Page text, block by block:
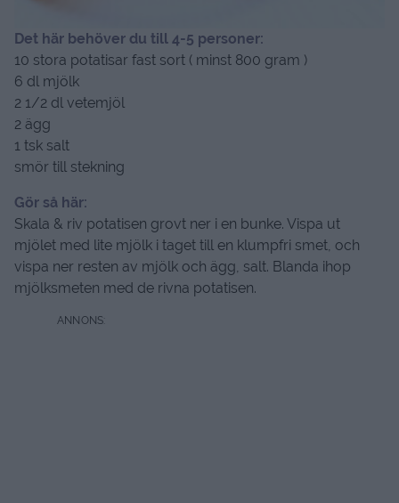
Det här behöver du till 4-5 personer:
10 stora potatisar fast sort ( minst 800 gram )
6 dl mjölk
2 1/2 dl vetemjöl
2 ägg
1 tsk salt
smör till stekning
Gör så här:
Skala & riv potatisen grovt ner i en bunke. Vispa ut
mjölet med lite mjölk i taget till en klumpfri smet, och
vispa ner resten av mjölk och ägg, salt. Blanda ihop
mjölksmeten med de rivna potatisen.